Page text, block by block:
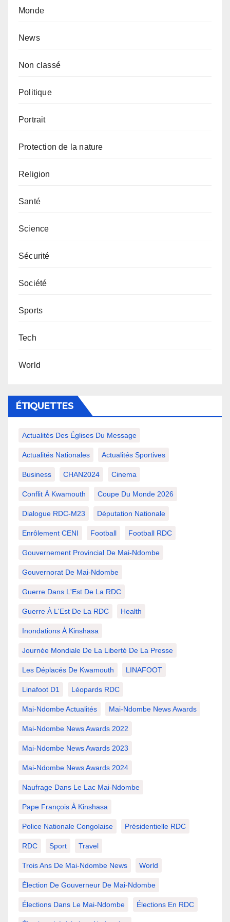
Monde
News
Non classé
Politique
Portrait
Protection de la nature
Religion
Santé
Science
Sécurité
Société
Sports
Tech
World
ÉTIQUETTES
Actualités Des Églises Du Message
Actualités Nationales Actualités Sportives
Business CHAN2024 Cinema
Conflit À Kwamouth Coupe Du Monde 2026
Dialogue RDC-M23 Députation Nationale
Enrôlement CENI Football Football RDC
Gouvernement Provincial De Mai-Ndombe
Gouvernorat De Mai-Ndombe
Guerre Dans L'Est De La RDC
Guerre À L'Est De La RDC Health
Inondations À Kinshasa
Journée Mondiale De La Liberté De La Presse
Les Déplacés De Kwamouth LINAFOOT
Linafoot D1 Léopards RDC
Mai-Ndombe Actualités Mai-Ndombe News Awards
Mai-Ndombe News Awards 2022
Mai-Ndombe News Awards 2023
Mai-Ndombe News Awards 2024
Naufrage Dans Le Lac Mai-Ndombe
Pape François À Kinshasa
Police Nationale Congolaise Présidentielle RDC
RDC Sport Travel
Trois Ans De Mai-Ndombe News World
Élection De Gouverneur De Mai-Ndombe
Élections Dans Le Mai-Ndombe Élections En RDC